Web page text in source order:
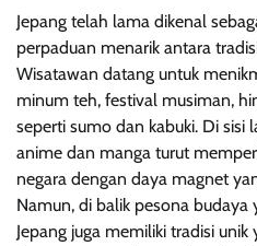
Jepang telah lama dikenal
perpaduan menarik antara
Wisatawan datang untuk
minum teh, festival musiman,
seperti sumo dan kabuki. Di sisi
anime dan manga turut
negara dengan daya magnet
Namun, di balik pesona budaya
Jepang juga memiliki tradisi